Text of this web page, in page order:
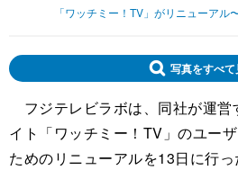
ショッピング
「ワッチミー！TV」がリニューア
写真をすべて
フジテレビラボは、同社が運営
イト「ワッチミー！TV」のユー
ためのリニューアルを13日に行っ